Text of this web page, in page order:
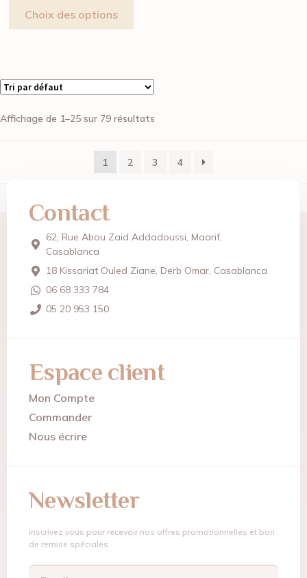
Choix des options
Affichage de 1–25 sur 79 résultats
1 2 3 4
Contact
62, Rue Abou Zaid Addadoussi, Maarif,
Casablanca
18 Kissariat Ouled Ziane, Derb Omar, Casablanca
06 68 333 784
05 20 953 150
Espace client
Mon Compte
Commander
Nous écrire
Newsletter
Inscrivez vous pour recevoir nos offres promotionnelles et bon
de remise spéciales